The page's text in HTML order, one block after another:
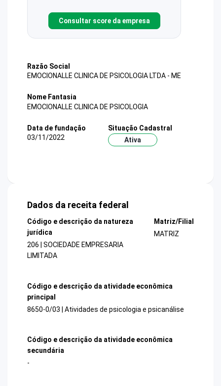
Consultar score da empresa
Razão Social
EMOCIONALLE CLINICA DE PSICOLOGIA LTDA - ME
Nome Fantasia
EMOCIONALLE CLINICA DE PSICOLOGIA
Data de fundação
03/11/2022
Situação Cadastral
Ativa
Dados da receita federal
Código e descrição da natureza
jurídica
206 | SOCIEDADE EMPRESARIA
LIMITADA
Matriz/Filial
MATRIZ
Código e descrição da atividade econômica
principal
8650-0/03 | Atividades de psicologia e psicanálise
Código e descrição da atividade econômica
secundária
-